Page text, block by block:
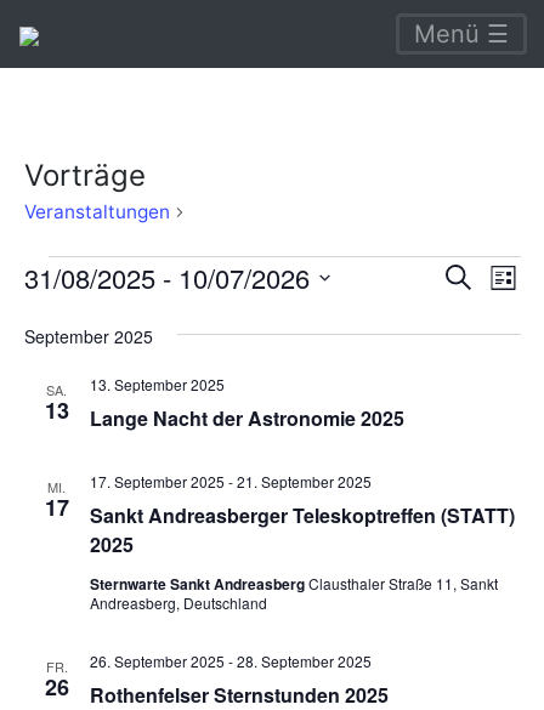
Menü ☰
Vorträge
Veranstaltungen
Veranstaltungen SucheListe
31/08/2025 - 10/07/2026
wählen.
September 2025
SA.
13 Lange Nacht der Astronomie 2025
13. September 2025
MI.
17
Sankt Andreasberger Teleskoptreffen (STATT)
2025
17. September 2025 -21. September 2025
Sternwarte Sankt AndreasbergClausthaler Straße 11, Sankt
Andreasberg, Deutschland
FR.
26 Rothenfelser Sternstunden 2025
26. September 2025 -28. September 2025